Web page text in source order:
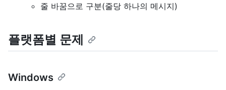
줄 바꿈으로 구분(줄당 하나의 메시지)
플랫폼별 문제
Windows